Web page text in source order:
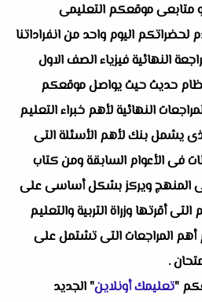
و متابعى موقعكم التعليمى
اليوم واحد من انفراداتنا
النهائية فيزياء الصف الاول
الترم الثانى 2022 نظام حديث حيث يواصل موقعكم
النهائية لأهم خبراء التعليم
يشمل بنك لأهم الأسئلة التى
فى الأعوام السابقة ومن كتاب
المنهج ويركز بشكل أساسى على
أقرتها وزراة التربية والتعليم
المراجعات التى تشتمل على
.
"تعليمك أونلاين" الجديد